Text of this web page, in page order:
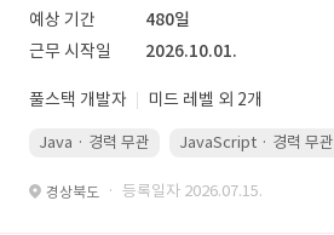
예상 기간
480일
근무 시작일
2026.10.01.
풀스택 개발자 미드 레벨 외 2개
Java · 경력 무관 JavaScript · 경력 무관
경상북도 · 등록일자 2026.07.15.